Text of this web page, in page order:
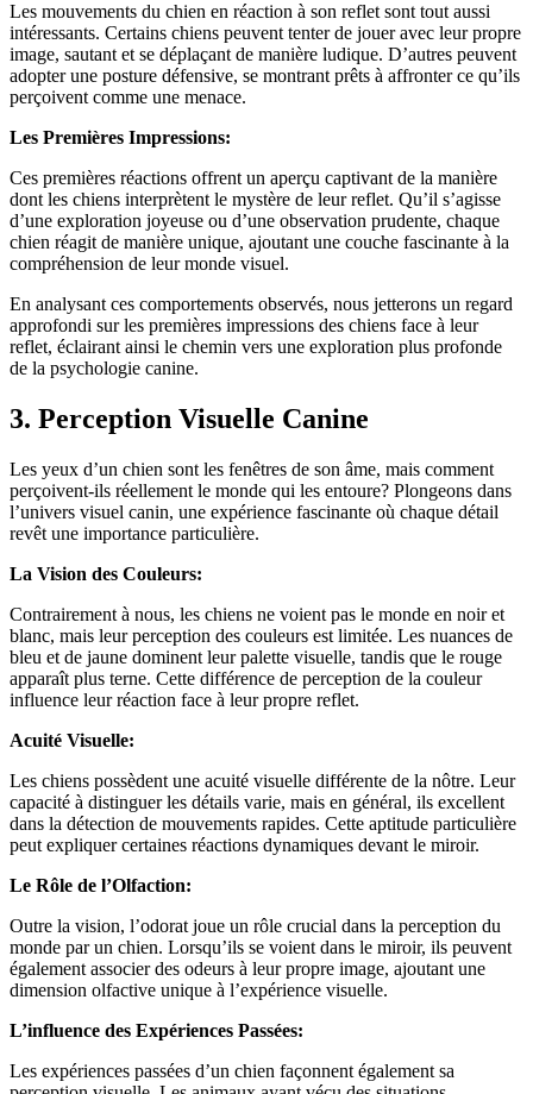
Les mouvements du chien en réaction à son reflet sont tout aussi
intéressants. Certains chiens peuvent tenter de jouer avec leur propre
image, sautant et se déplaçant de manière ludique. D’autres peuvent
adopter une posture défensive, se montrant prêts à affronter ce qu’ils
perçoivent comme une menace.
Les Premières Impressions:
Ces premières réactions offrent un aperçu captivant de la manière
dont les chiens interprètent le mystère de leur reflet. Qu’il s’agisse
d’une exploration joyeuse ou d’une observation prudente, chaque
chien réagit de manière unique, ajoutant une couche fascinante à la
compréhension de leur monde visuel.
En analysant ces comportements observés, nous jetterons un regard
approfondi sur les premières impressions des chiens face à leur
reflet, éclairant ainsi le chemin vers une exploration plus profonde
de la psychologie canine.
3. Perception Visuelle Canine
Les yeux d’un chien sont les fenêtres de son âme, mais comment
perçoivent-ils réellement le monde qui les entoure? Plongeons dans
l’univers visuel canin, une expérience fascinante où chaque détail
revêt une importance particulière.
La Vision des Couleurs:
Contrairement à nous, les chiens ne voient pas le monde en noir et
blanc, mais leur perception des couleurs est limitée. Les nuances de
bleu et de jaune dominent leur palette visuelle, tandis que le rouge
apparaît plus terne. Cette différence de perception de la couleur
influence leur réaction face à leur propre reflet.
Acuité Visuelle:
Les chiens possèdent une acuité visuelle différente de la nôtre. Leur
capacité à distinguer les détails varie, mais en général, ils excellent
dans la détection de mouvements rapides. Cette aptitude particulière
peut expliquer certaines réactions dynamiques devant le miroir.
Le Rôle de l’Olfaction:
Outre la vision, l’odorat joue un rôle crucial dans la perception du
monde par un chien. Lorsqu’ils se voient dans le miroir, ils peuvent
également associer des odeurs à leur propre image, ajoutant une
dimension olfactive unique à l’expérience visuelle.
L’influence des Expériences Passées:
Les expériences passées d’un chien façonnent également sa